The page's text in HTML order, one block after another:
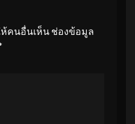
คนอื่นเห็น ช่องข้อมูล